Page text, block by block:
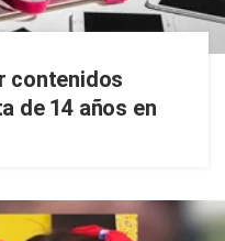
contenidos
de 14 años en